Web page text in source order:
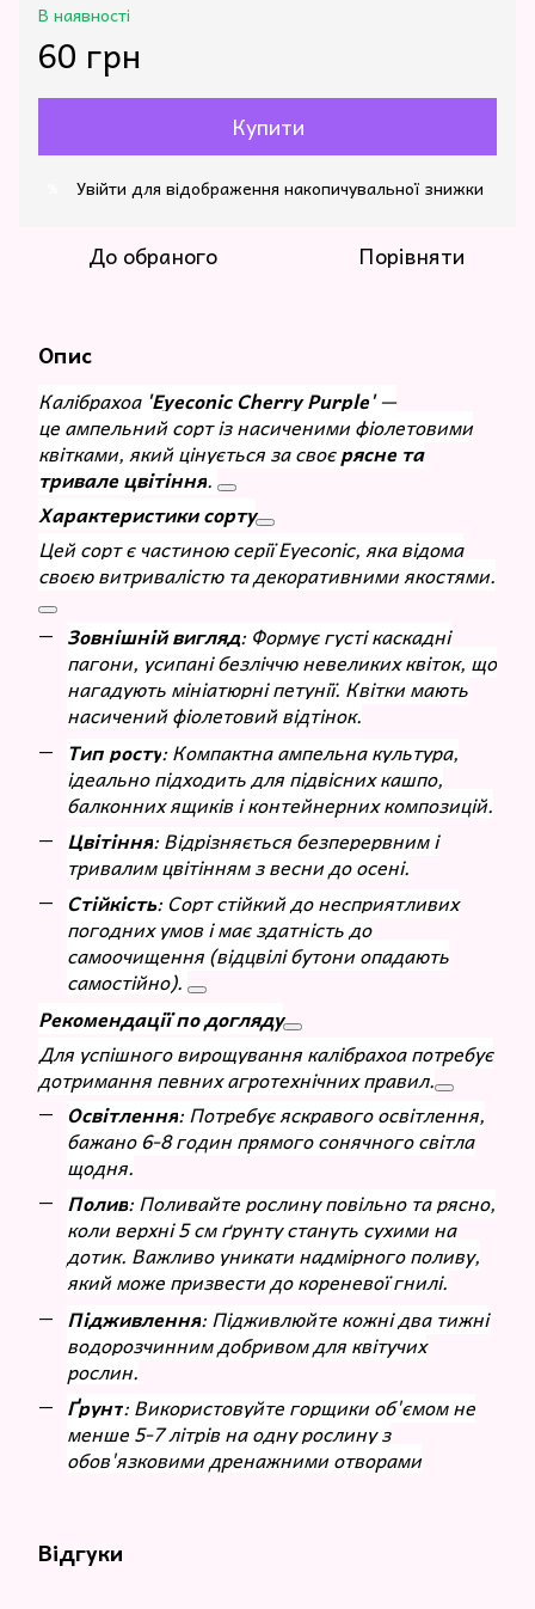
В наявності
60 грн
Купити
Увійти для відображення накопичувальної знижки
До обраного Порівняти
Опис
Калібрахоа 'Eyeconic Cherry Purple'—
цеампельний сорт із насиченими фіолетовими
квітками, який цінується за своєрясне та
тривале цвітіння.
Характеристики сорту
Цей сорт є частиною серії Eyeconic, яка відома
своєю витривалістю та декоративними якостями.
Зовнішній вигляд: Формує густі каскадні
пагони, усипані безліччю невеликих квіток, що
нагадують мініатюрні петунії. Квітки мають
насичений фіолетовий відтінок.
Тип росту: Компактна ампельна культура,
ідеально підходить для підвісних кашпо,
балконних ящиків і контейнерних композицій.
Цвітіння: Відрізняється безперервним і
тривалим цвітінням з весни до осені.
Стійкість: Сорт стійкий до несприятливих
погодних умов і має здатність до
самоочищення (відцвілі бутони опадають
самостійно).
Рекомендації по догляду
Для успішного вирощування калібрахоа потребує
дотримання певних агротехнічних правил.
Освітлення: Потребує яскравого освітлення,
бажано 6-8 годин прямого сонячного світла
щодня.
Полив: Поливайте рослину повільно та рясно,
коли верхні 5 см ґрунту стануть сухими на
дотик. Важливо уникати надмірного поливу,
який може призвести до кореневої гнилі.
Підживлення: Підживлюйте кожні два тижні
водорозчинним добривом для квітучих
рослин.
Ґрунт: Використовуйте горщики об'ємом не
менше 5-7 літрів на одну рослину з
обов'язковими дренажними отворами
Відгуки